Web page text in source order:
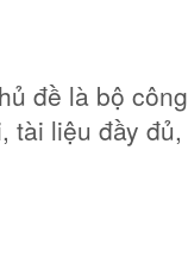
đề là bộ công
tài liệu đầy đủ,